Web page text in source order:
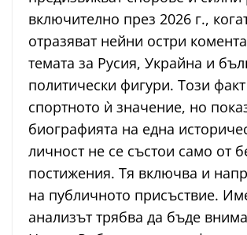
включително през 2026 г.,
отразяват нейни остри
темата за Русия, Украйна и
политически фигури. Този
спортното ѝ значение, но
биографията на една
личност не се състои само от
постижения. Тя включва и
на публичното присъствие.
анализът трябва да бъде